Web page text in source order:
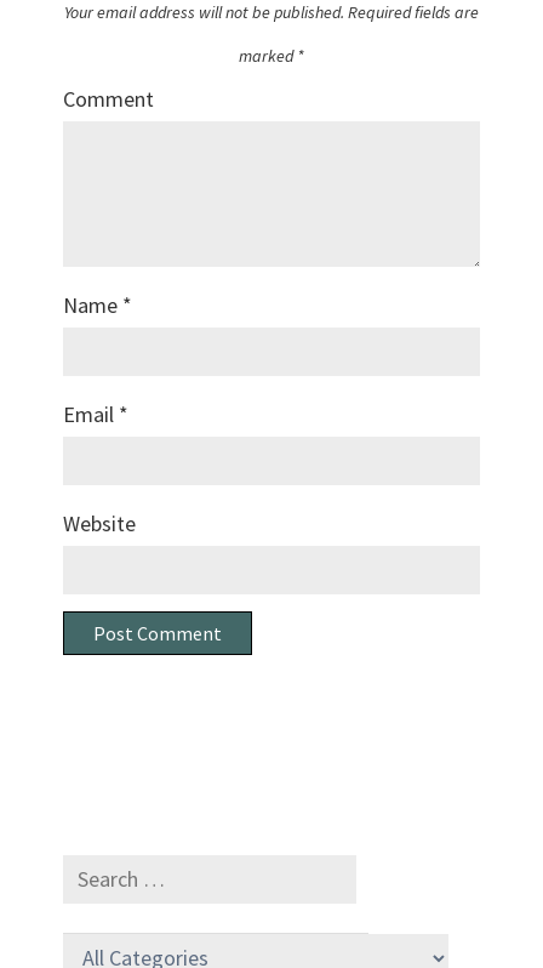
Your email address will not be published. Required fields are
marked *
Comment
Name *
Email *
Website